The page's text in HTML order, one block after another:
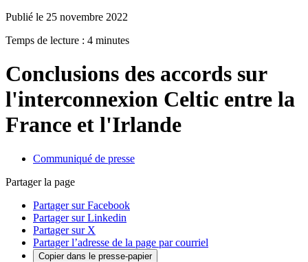
Publié le 25 novembre 2022
Temps de lecture : 4 minutes
Conclusions des accords sur
l'interconnexion Celtic entre la
France et l'Irlande
Communiqué de presse
Partager la page
Partager sur Facebook
Partager sur Linkedin
Partager sur X
Partager l’adresse de la page par courriel
Copier dans le presse-papier